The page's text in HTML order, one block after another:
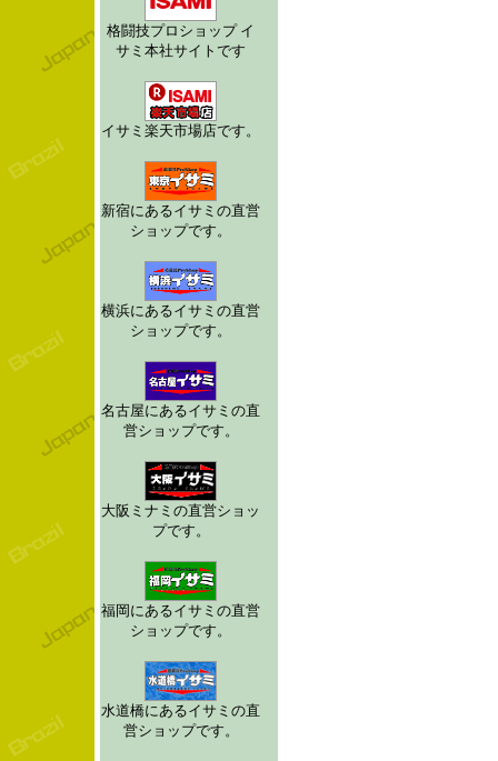
格闘技プロショップ イ
サミ本社サイトです
イサミ楽天市場店です。
新宿にあるイサミの直営
ショップです。
横浜にあるイサミの直営
ショップです。
名古屋にあるイサミの直
営ショップです。
大阪ミナミの直営ショッ
プです。
福岡にあるイサミの直営
ショップです。
水道橋にあるイサミの直
営ショップです。